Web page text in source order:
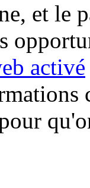
et le
activé